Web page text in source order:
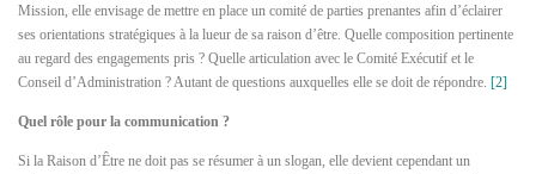
Mission, elle envisage de mettre en place un comité de parties prenantes afin d’éclairer
ses orientations stratégiques à la lueur de sa raison d’être. Quelle composition pertinente
au regard des engagements pris ? Quelle articulation avec le Comité Exécutif et le
Conseil d’Administration ? Autant de questions auxquelles elle se doit de répondre. [2]
Quel rôle pour la communication ?
Si la Raison d’Être ne doit pas se résumer à un slogan, elle devient cependant un